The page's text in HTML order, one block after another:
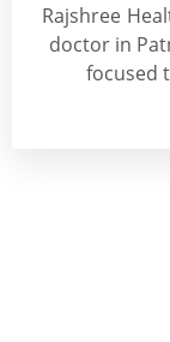
Rajshree
doctor in
focused